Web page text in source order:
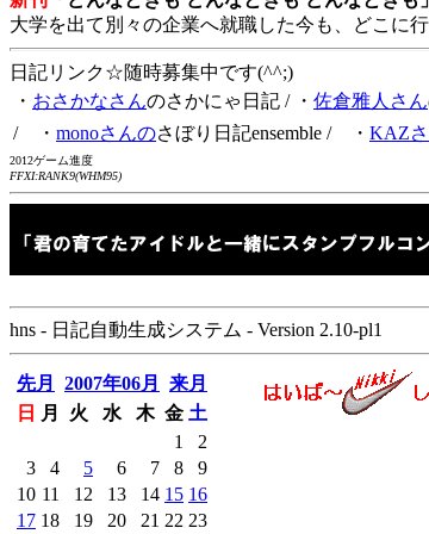
大学を出て別々の企業へ就職した今も、どこに
日記リンク☆随時募集中です(^^;)
・ おさかなさんのさかにゃ日記 / ・ 佐倉雅人さん
/ ・ monoさんのさぼり日記ensemble / ・ KAZ
2012ゲーム進度
FFXI:RANK9(WHM95)
hns - 日記自動生成システム - Version 2.10-pl1
先月 2007年06月
来月
日
月 火 水 木 金 土
1
2
3
4 5 6 7 8
9
10 11 12 13 14 15 16
17 18 19 20 21 22 23